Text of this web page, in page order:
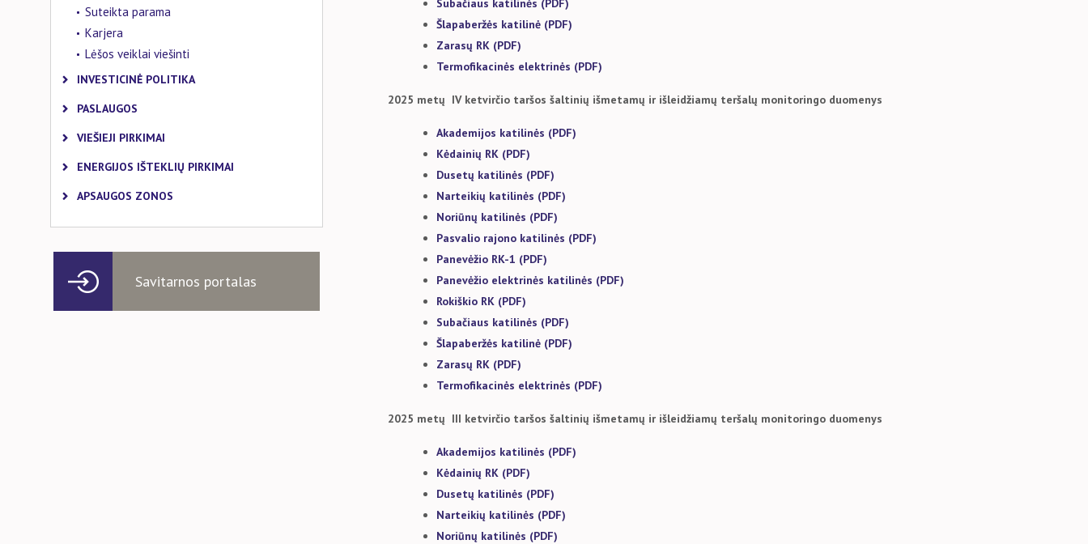
Suteikta parama
Karjera
Lėšos veiklai viešinti
INVESTICINĖ POLITIKA
PASLAUGOS
VIEŠIEJI PIRKIMAI
ENERGIJOS IŠTEKLIŲ PIRKIMAI
APSAUGOS ZONOS
Savitarnos portalas
Subačiaus katilinės (PDF)
Šlapaberžės katilinė (PDF)
Zarasų RK (PDF)
Termofikacinės elektrinės (PDF)
2025 metų IV ketvirčio taršos šaltinių išmetamų ir išleidžiamų teršalų monitoringo duomenys
Akademijos katilinės (PDF)
Kėdainių RK (PDF)
Dusetų katilinės (PDF)
Narteikių katilinės (PDF)
Noriūnų katilinės (PDF)
Pasvalio rajono katilinės (PDF)
Panevėžio RK-1 (PDF)
Panevėžio elektrinės katilinės (PDF)
Rokiškio RK (PDF)
Subačiaus katilinės (PDF)
Šlapaberžės katilinė (PDF)
Zarasų RK (PDF)
Termofikacinės elektrinės (PDF)
2025 metų III ketvirčio taršos šaltinių išmetamų ir išleidžiamų teršalų monitoringo duomenys
Akademijos katilinės (PDF)
Kėdainių RK (PDF)
Dusetų katilinės (PDF)
Narteikių katilinės (PDF)
Noriūnų katilinės (PDF)